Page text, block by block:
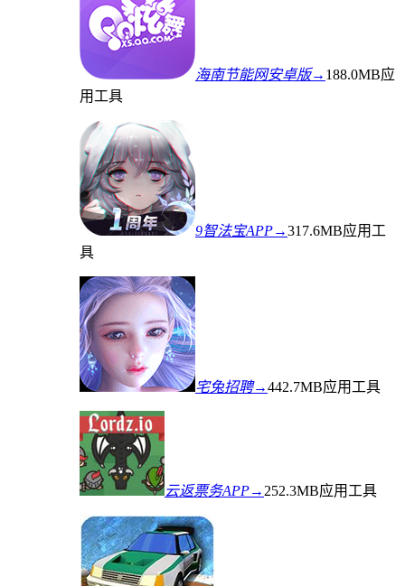
海南节能网安卓版→ 188.0MB应
用工具
9智法宝APP→317.6MB应用工
具
宅兔招聘→442.7MB应用工具
云返票务APP→ 252.3MB应用工具